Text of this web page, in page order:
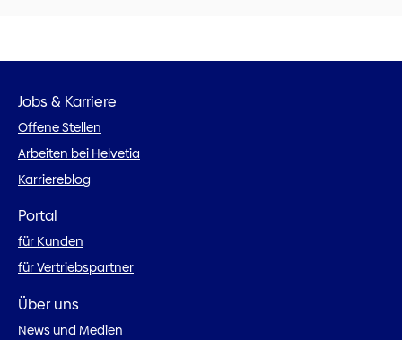
Jobs & Karriere
Offene Stellen
Arbeiten bei Helvetia
Karriereblog
Portal
für Kunden
für Vertriebspartner
Über uns
News und Medien